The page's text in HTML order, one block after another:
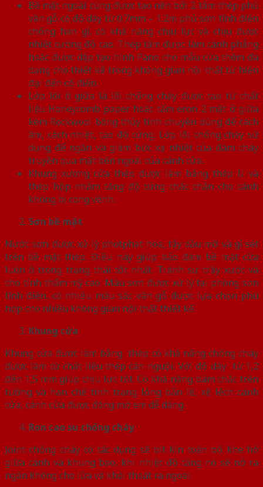
Bề mặt ngoài cùng được tạo nên bởi 2 tấm thép phủ
vân gỗ có độ dày từ 0.7mm – 1.2m phủ sơn tĩnh điện
chống han gỉ, có khả năng chịu lực và chịu được
nhiệt cường độ cao. Thép tấm được làm cánh phẳng
hoặc được dập tạo hình Pano cho mẫu cửa thêm đa
dạng cho thiết kế trong không gian nội thất từ hiện
đại đến cổ điển.
Lớp lõi ở giữa là lõi chống cháy được tạo từ chất
liệu Honeycomb paper hoặc tấm eron 2 mặt ở giữa
kèm Rockwool bông thủy tinh chuyên dùng để cách
âm, cách nhiệt, tạo độ cứng. Lớp lõi chống cháy sử
dụng để ngăn và giảm bức xạ nhiệt của đám cháy
truyền qua mặt bên ngoài của cánh cửa.
Khung xương cửa thép được làm bằng thép U và
thép hộp nhằm tăng độ cứng chắc chắn cho cánh
không bị cong vênh.
Sơn bề mặt
Nước sơn được xử lý photphat hóa, tẩy dầu mỡ và gỉ sét
trên bề mặt thép. Điều này giúp bảo đảm bề mặt cửa
luôn ở trong trạng thái tốt nhất. Tránh sự trầy xước và
cho tính thẩm mỹ cao. Màu sơn được xử lý tại phòng sơn
tĩnh điện, có nhiều màu sắc vân gỗ được lựa chọn phù
hợp cho nhiều không gian nội thất thiết kế.
Khung cửa
Khung cửa được làm bằng thép có khả năng chống cháy
được làm từ chất liệu thép cán nguội. Với độ dày từ 1,2
đến 1,5 mm giúp chịu lực tốt. Có khả năng bám chắc trên
tường và hạn chế tình trạng lỏng bản lề, xệ lệch cánh
cửa, cánh cửa được đóng mở em dễ dàng.
Ron cao su chống cháy
Joint chống cháy có tác dụng sẽ bít kín toàn bộ khe hở
giữa cánh và khung bao, khi nhiệt độ tăng nó sẽ nở ra
ngăn không cho lửa và khói thoát ra ngoài.